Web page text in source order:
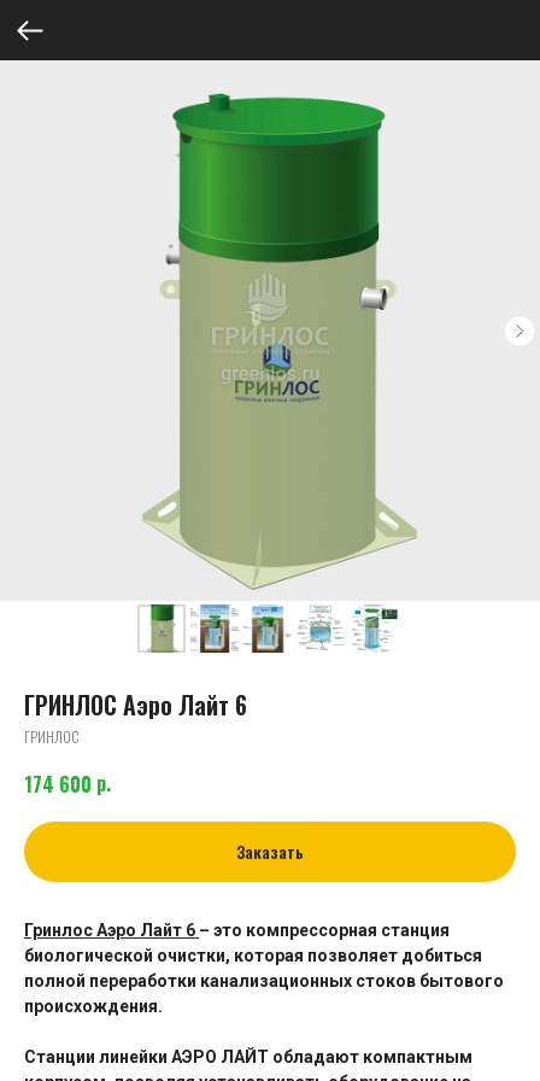
ГРИНЛОС Аэро Лайт 6
ГРИНЛОС
174 600 р.
Заказать
Гринлос Аэро Лайт 6 – это компрессорная станция
биологической очистки, которая позволяет добиться
полной переработки канализационных стоков бытового
происхождения.
Станции линейки АЭРО ЛАЙТ обладают компактным